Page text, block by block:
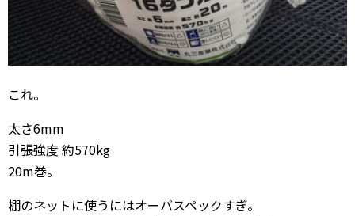
これ。
太さ6mm
引張強度 約570kg
20m巻。
棚のネットに使うにはオーバスペックすぎ。